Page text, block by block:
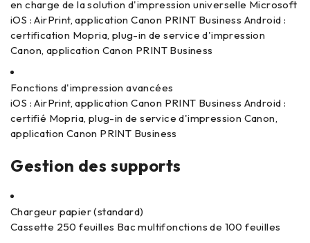
en charge de la solution d'impression universelle Microsoft
iOS : AirPrint, application Canon PRINT Business Android :
certification Mopria, plug-in de service d'impression
Canon, application Canon PRINT Business
Fonctions d'impression avancées
iOS : AirPrint, application Canon PRINT Business Android :
certifié Mopria, plug-in de service d'impression Canon,
application Canon PRINT Business
Gestion des supports
Chargeur papier (standard)
Cassette 250 feuilles Bac multifonctions de 100 feuilles